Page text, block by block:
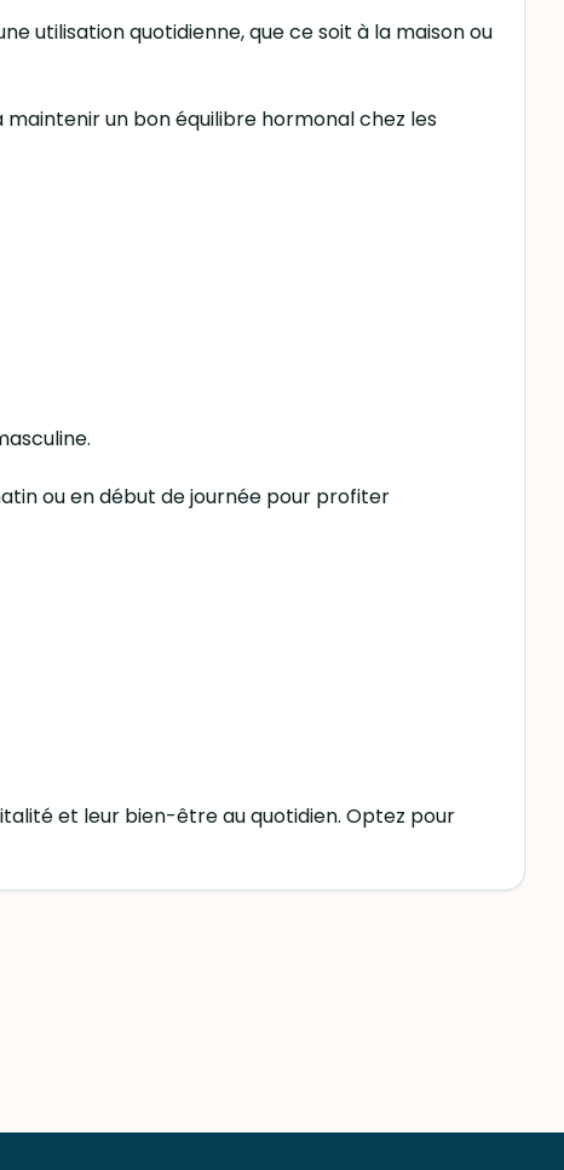
utilisation quotidienne, que ce soit à la maison ou
un bon équilibre hormonal chez les
ou en début de journée pour profiter
et leur bien-être au quotidien. Optez pour